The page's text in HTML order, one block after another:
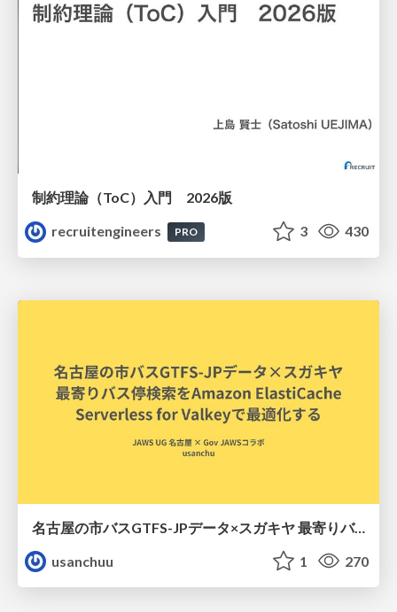
制約理論（ToC）入門 2026版
recruitengineers
PRO 3 430
名古屋の市バスGTFS-JPデータ×スガキヤ 最寄りバス停検索をAmazon ElastiCache Serverless for Valkeyで最適化する
usanchuu
1 270